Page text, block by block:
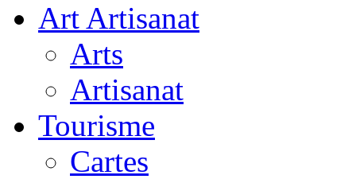
Art Artisanat
Arts
Artisanat
Tourisme
Cartes